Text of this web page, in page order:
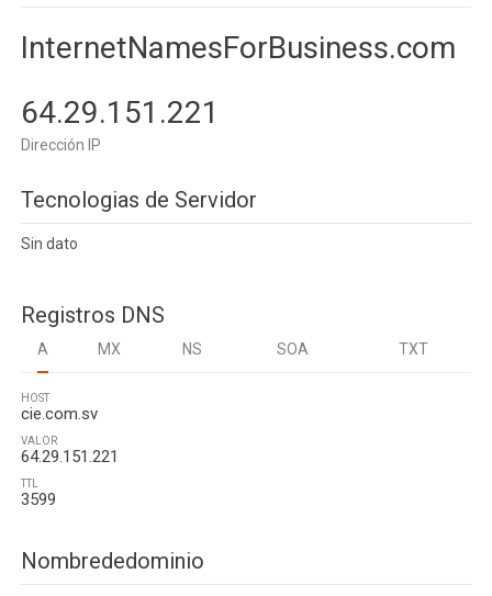
InternetNamesForBusiness.com
64.29.151.221
Dirección IP
Tecnologias de Servidor
Sin dato
Registros DNS
A MX NS SOA TXT
HOST
cie.com.sv
VALOR
64.29.151.221
TTL
3599
Nombrededominio